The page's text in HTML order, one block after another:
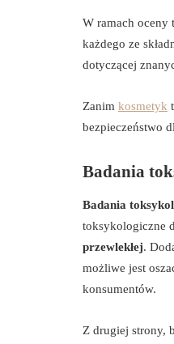
W ramach oceny
każdego ze
dotyczącej
Zanim kosmetyk
bezpieczeństwo
Badania
Badania
toksykologiczne
przewlekłej.
możliwe jest
konsumentów.
Z drugiej strony,